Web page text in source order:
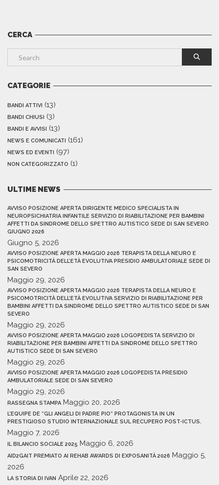
CERCA
CATEGORIE
BANDI ATTIVI (13)
BANDI CHIUSI (3)
BANDI E AVVISI (13)
NEWS E COMUNICATI (161)
NEWS ED EVENTI (97)
NON CATEGORIZZATO (1)
ULTIME NEWS
AVVISO POSIZIONE APERTA DIRIGENTE MEDICO SPECIALISTA IN
NEUROPSICHIATRIA INFANTILE SERVIZIO DI RIABILITAZIONE PER BAMBINI
AFFETTI DA SINDROME DELLO SPETTRO AUTISTICO SEDE DI SAN SEVERO
GIUGNO 2026
Giugno 5, 2026
AVVISO POSIZIONE APERTA MAGGIO 2026 TERAPISTA DELLA NEURO E
PSICOMOTRICITÀ DELL’ETÀ EVOLUTIVA PRESIDIO AMBULATORIALE SEDE DI
SAN SEVERO
Maggio 29, 2026
AVVISO POSIZIONE APERTA MAGGIO 2026 TERAPISTA DELLA NEURO E
PSICOMOTRICITÀ DELL’ETÀ EVOLUTIVA SERVIZIO DI RIABILITAZIONE PER
BAMBINI AFFETTI DA SINDROME DELLO SPETTRO AUTISTICO SEDE DI SAN
SEVERO
Maggio 29, 2026
AVVISO POSIZIONE APERTA MAGGIO 2026 LOGOPEDISTA SERVIZIO DI
RIABILITAZIONE PER BAMBINI AFFETTI DA SINDROME DELLO SPETTRO
AUTISTICO SEDE DI SAN SEVERO
Maggio 29, 2026
AVVISO POSIZIONE APERTA MAGGIO 2026 LOGOPEDISTA PRESIDIO
AMBULATORIALE SEDE DI SAN SEVERO
Maggio 29, 2026
RASSEGNA STAMPA Maggio 20, 2026
L’EQUIPE DE “GLI ANGELI DI PADRE PIO” PROTAGONISTA IN UN
PRESTIGIOSO STUDIO INTERNAZIONALE SUL RECUPERO POST-ICTUS.
Maggio 7, 2026
IL BILANCIO SOCIALE 2025 Maggio 6, 2026
AID2GAIT PREMIATO AI REHAB AWARDS DI EXPOSANITÀ 2026 Maggio 5,
2026
LA STORIA DI IVAN Aprile 22, 2026